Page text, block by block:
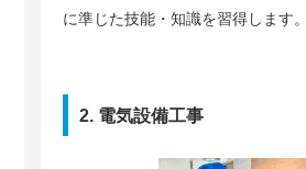
に準じた技能・知識を習得します。
2. 電気設備工事